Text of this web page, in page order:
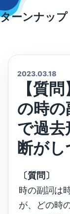
Skip
to
ターンナップ
2023.03.18
【質
の時
で過去
断がし
〔質問〕
時の副詞は
が、どの時